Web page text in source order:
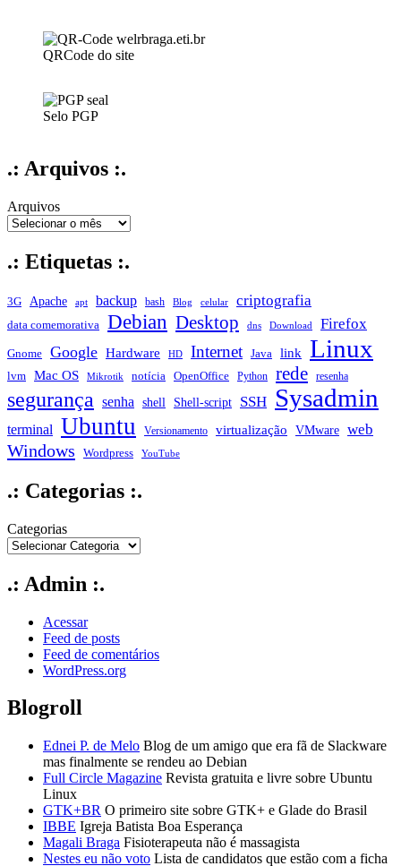
QRCode do site
Selo PGP
.: Arquivos :.
Arquivos
.: Etiquetas :.
3G Apache apt backup bash Blog celular criptografia
data comemorativa Debian Desktop dns Download Firefox
Gnome Google Hardware HD Internet Java link Linux
lvm Mac OS Mikrotik notícia OpenOffice Python rede resenha
segurança senha shell Shell-script SSH Sysadmin
terminal Ubuntu Versionamento virtualização VMware web
Windows Wordpress YouTube
.: Categorias :.
Categorias
.: Admin :.
Acessar
Feed de posts
Feed de comentários
WordPress.org
Blogroll
Ednei P. de Melo Blog de um amigo que era fã de Slackware
mas finalmente se rendeu ao Debian
Full Circle Magazine Revista gratuita e livre sobre Ubuntu
Linux
GTK+BR O primeiro site sobre GTK+ e Glade do Brasil
IBBE Igreja Batista Boa Esperança
Magali Braga Fisioterapeuta não é massagista
Nestes eu não voto Lista de candidatos que estão com a ficha